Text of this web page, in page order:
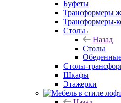
Буфеты
Трансформеры
Трансформеры-
Столы
Назад
Столы
Обеденные
Столы-
Шкафы
Этажерки